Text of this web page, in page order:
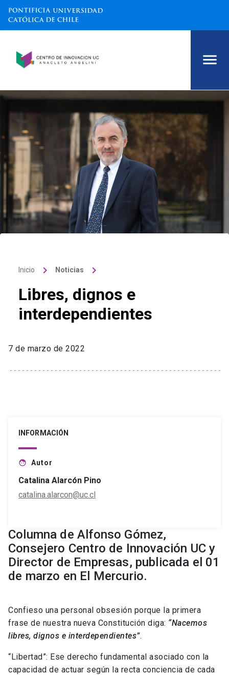
Inicio keyboard_arrow_right Noticias keyboard_arrow_right
Libres, dignos e
interdependientes
7 de marzo de 2022
INFORMACIÓN
face Autor
Catalina Alarcón Pino
catalina.alarcon@uc.cl
Columna de Alfonso Gómez,
Consejero Centro de Innovación UC y
Director de Empresas, publicada el 01
de marzo en El Mercurio.
Confieso una personal obsesión porque la primera
frase de nuestra nueva Constitución diga: “Nacemos
libres, dignos e interdependientes”.
“Libertad”: Ese derecho fundamental asociado con la
capacidad de actuar según la recta conciencia de cada